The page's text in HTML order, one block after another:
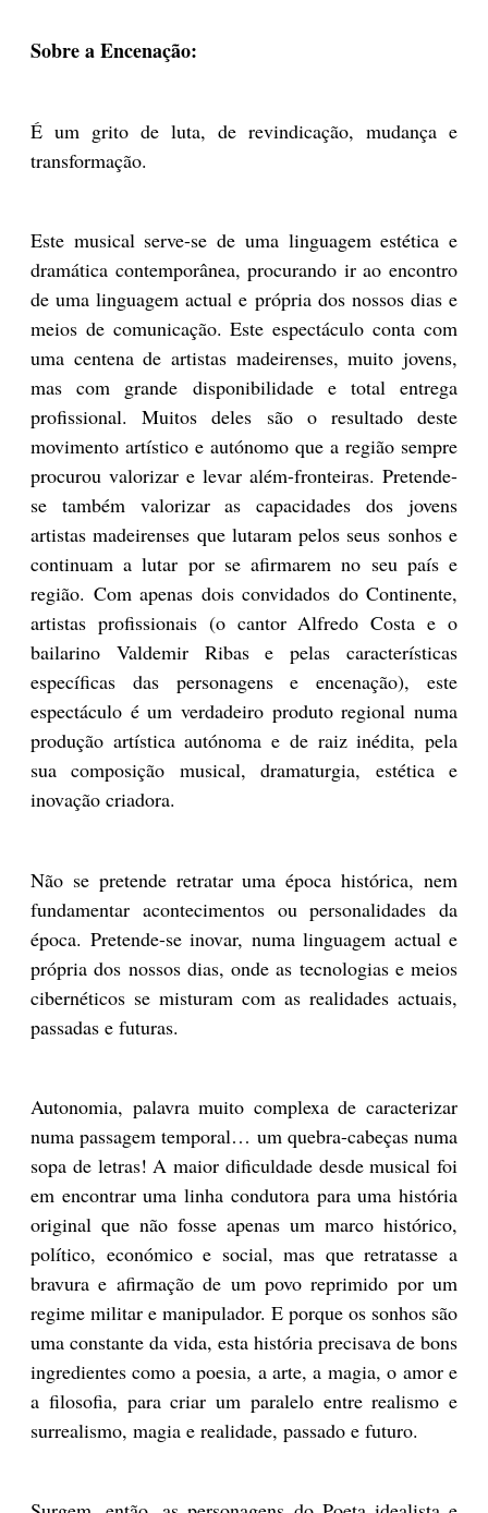
Sobre aEncenação:
É um grito de luta, de revindicação, mudança e
transformação.
Este musical serve-se de uma linguagem estética e
dramática contemporânea, procurando ir ao encontro
de uma linguagem actual e própria dos nossos dias e
meios de comunicação. Este espectáculo conta com
uma centena de artistas madeirenses, muito jovens,
mas com grande disponibilidade e total entrega
profissional. Muitos deles são o resultado deste
movimento artístico e autónomo que a região sempre
procurou valorizar e levar além-fronteiras. Pretende-
se também valorizar as capacidades dos jovens
artistas madeirenses que lutaram pelos seus sonhos e
continuam a lutar por se afirmarem no seu país e
região. Com apenas dois convidados do Continente,
artistas profissionais (o cantor Alfredo Costa e o
bailarino Valdemir Ribas e pelas características
específicas das personagens e encenação), este
espectáculo é um verdadeiro produto regional numa
produção artística autónoma e de raiz inédita, pela
sua composição musical, dramaturgia, estética e
inovação criadora.
Não se pretende retratar uma época histórica, nem
fundamentar acontecimentos ou personalidades da
época. Pretende-se inovar, numa linguagem actual e
própria dos nossos dias, onde as tecnologias e meios
cibernéticos se misturam com as realidades actuais,
passadas e futuras.
Autonomia, palavra muito complexa de caracterizar
numa passagem temporal… um quebra-cabeças numa
sopa de letras! A maior dificuldade desde musical foi
em encontrar uma linha condutora para uma história
original que não fosse apenas um marco histórico,
político, económico e social, mas que retratasse a
bravura e afirmação de um povo reprimido por um
regime militar e manipulador. E porque os sonhos são
uma constante da vida, esta história precisava de bons
ingredientes como a poesia, a arte, a magia, o amor e
a filosofia, para criar um paralelo entre realismo e
surrealismo, magia e realidade, passado e futuro.